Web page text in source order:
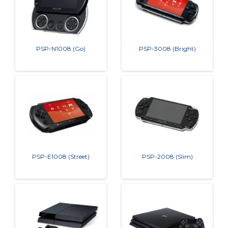
PSP-N1008 (Go) PSP-3008 (Bright)
PSP-E1008 (Street) PSP-2008 (Slim)